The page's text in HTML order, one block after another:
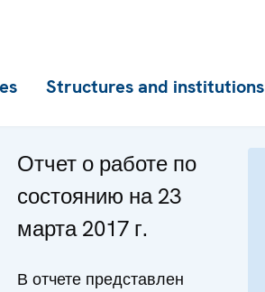
Structures and institutions
Отчет о работе по
состоянию на 23
марта 2017 г.
В отчете представлен